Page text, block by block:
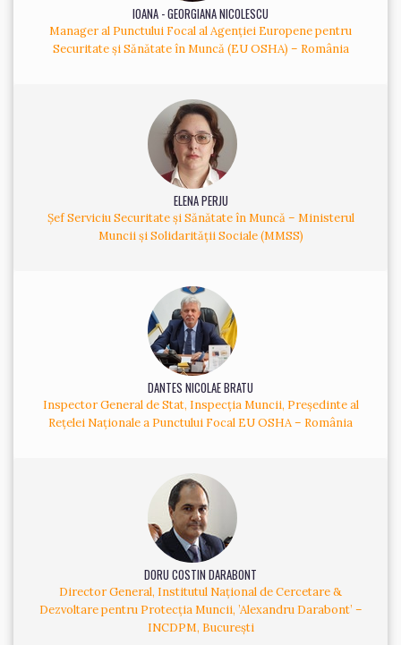
IOANA - GEORGIANA NICOLESCU
Manager al Punctului Focal al Agenției Europene pentru
Securitate și Sănătate în Muncă (EU OSHA) – România
ELENA PERJU
Șef Serviciu Securitate și Sănătate în Muncă – Ministerul
Muncii și Solidarității Sociale (MMSS)
DANTES NICOLAE BRATU
Inspector General de Stat, Inspecția Muncii, Președinte al
Rețelei Naționale a Punctului Focal EU OSHA – România
DORU COSTIN DARABONT
Director General, Institutul Național de Cercetare &
Dezvoltare pentru Protecția Muncii, ’Alexandru Darabont’ –
INCDPM, București